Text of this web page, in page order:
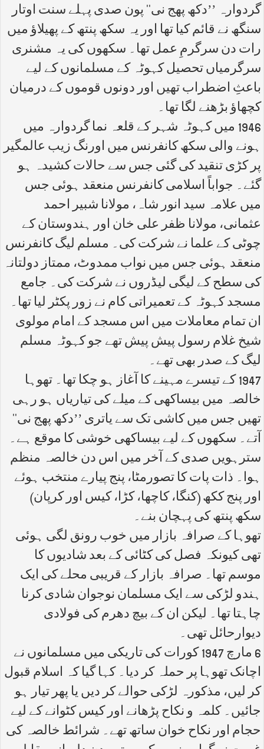
گردوارہ ’’دکھ پھج نی‘‘ پون صدی پہلے سنت اوتار
سنگھ نے قائم کیا تھا اور یہ سکھ پنتھ کے پھیلاؤ میں
رات دن سرگرمِ عمل تھا۔ سکھوں کی یہ مشنری
سرگرمیاں تحصیل کہوٹہ کے مسلمانوں کے لیے
باعثِ اضطراب تھیں اور دونوں قوموں کے درمیان
کچھاؤ بڑھنے لگا تھا۔
1946 میں کہوٹہ شہر کے قلعہ نما گردوارہ میں
ہونے والی سکھ کانفرنس میں اورنگ زیب عالمگیر
پر کڑی تنقید کی گئی جس سے حالات کشیدہ ہو
گئے۔ جواباً اسلامی کانفرنس منعقد ہوئی جس
میں علامہ سید انور شاہ، مولانا شبیر احمد
عثمانی، مولانا ظفر علی خان اور ہندوستان کے
چوٹی کے علما نے شرکت کی۔ مسلم لیگ کانفرنس
منعقد ہوئی جس میں نواب ممدوٹ، ممتاز دولتانہ
کی سطح کے لیگی لیڈروں نے شرکت کی۔ جامع
مسجد کہوٹہ کے تعمیراتی کام نے زور پکٹر لیا تھا۔
ان تمام معاملات میں اس مسجد کے امام مولوی
شیخ غلام رسول پیش پیش تھے جو کہوٹہ مسلم
لیگ کے صدر بھی تھے۔
1947 کے تیسرے مہینے کا آغاز ہو چکا تھا۔ تھوہا
خالصہ میں بیساکھی کے میلے کی تیاریاں ہو رہی
تھیں جس میں کاشی تک سے یاتری ’’دکھ پھج نی‘‘
آتے۔ سکھوں کے لیے بیساکھی خوشی کا موقع ہے۔
سترہویں صدی کے آخر میں اس دن خالصہ منظم
ہوا۔ ذات پات کا تصورمٹا، پنج پیارے منتخب ہوئے
اور پنج ککھ (کنگا، کاچھا، کڑا، کیس اور کرپان)
سکھ پنتھ کی پہچان بنے۔
تھوہا کے صرافہ بازار میں خوب رونق لگی ہوئی
تھی کیونکہ فصل کی کٹائی کے بعد شادیوں کا
موسم تھا۔ صرافہ بازار کے قریبی محلے کی ایک
ہندو لڑکی سے ایک مسلمان نوجوان شادی کرنا
چاہتا تھا۔ لیکن ان کے بیچ دھرم کی فولادی
دیوارحائل تھی۔
6 مارچ 1947 کورات کی تاریکی میں مسلمانوں نے
اچانک تھوہا پر حملہ کر دیا۔ کہا گیا کہ اسلام قبول
کر لیں، مذکورہ لڑکی حوالے کر دیں یا پھر تیار ہو
جائیں۔ کلمہ و نکاح پڑھانے اور کیس کٹوانے کے لیے
حجام اور نکاح خوان ساتھ تھے۔ شرائط خالصہ کی